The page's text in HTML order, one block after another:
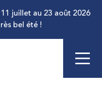
juillet au 23 août 2026
bel été !